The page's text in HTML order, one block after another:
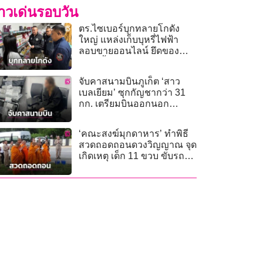
วเด่นรอบวัน
ตร.ไซเบอร์บุกทลายโกดัง
ใหญ่ แหล่งเก็บบุหรี่ไฟฟ้า
ลอบขายออนไลน์ ยึดของ
จับคาสนามบินภูเก็ต ‘สาว
เบลเยียม’ ซุกกัญชากว่า 31
กก. เตรียมบินออกนอก
‘คณะสงฆ์มุกดาหาร’ ทำพิธี
สวดถอดถอนดวงวิญญาณ จุด
เกิดเหตุ เด็ก 11 ขวบ ขับรถ